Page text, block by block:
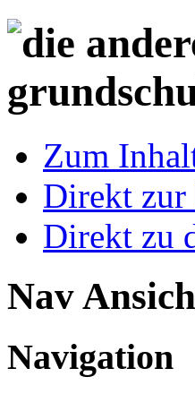
Zum
Direkt zur
Direkt zu
Nav
Navigation